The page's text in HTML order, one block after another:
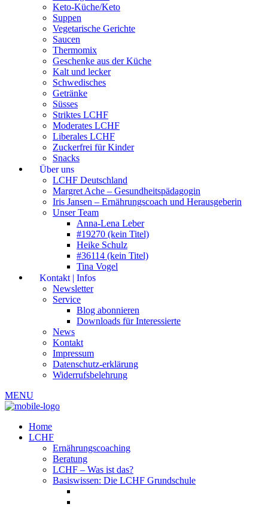
Keto-Küche/Keto
Suppen
Vegetarische Gerichte
Saucen
Thermomix
Geschenke aus der Küche
Kalt und lecker
Schwedisches
Getränke
Süsses
Striktes LCHF
Moderates LCHF
Liberales LCHF
Zuckerfrei für Kinder
Snacks
Über uns
LCHF Deutschland
Margret Ache – Gesundheitspädagogin
Iris Jansen – Ernährungscoach und Herausgeberin
Unser Team
Anna-Lena Leber
#19270 (kein Titel)
Heike Schulz
#36114 (kein Titel)
Tina Vogel
Kontakt | Infos
Newsletter
Service
Blog abonnieren
Downloads für Interessierte
News
Kontakt
Impressum
Datenschutz-erklärung
Widerrufsbelehrung
MENU
Home
LCHF
Ernährungscoaching
Beratung
LCHF – Was ist das?
Basiswissen: Die LCHF Grundschule